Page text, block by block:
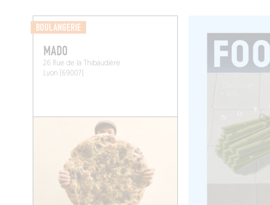
BOULANGERIE
MADO
26 Rue de la Thibaudière
Lyon (69007)